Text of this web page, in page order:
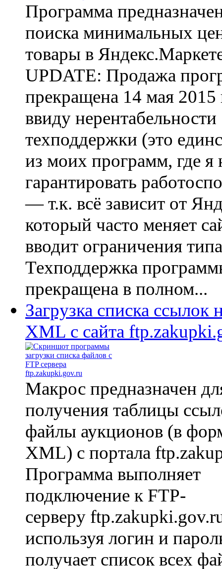
Программа
поиска минимальных
товары в
UPDATE: Продажа
прекращена 14 мая 2015
ввиду нерентабельности
техподдержки (это
из моих программ, где я
гарантировать
— т.к. всё зависит от
который часто меняет
вводит ограничения
Техподдержка
прекращена в полном...
Загрузка списка ссылок
XML с сайта
Макрос предназначен
получения таблицы
файлы аукционов (в
XML) с портала
Программа выполняет
подключение к FTP-
серверу
используя логин и
получает список всех